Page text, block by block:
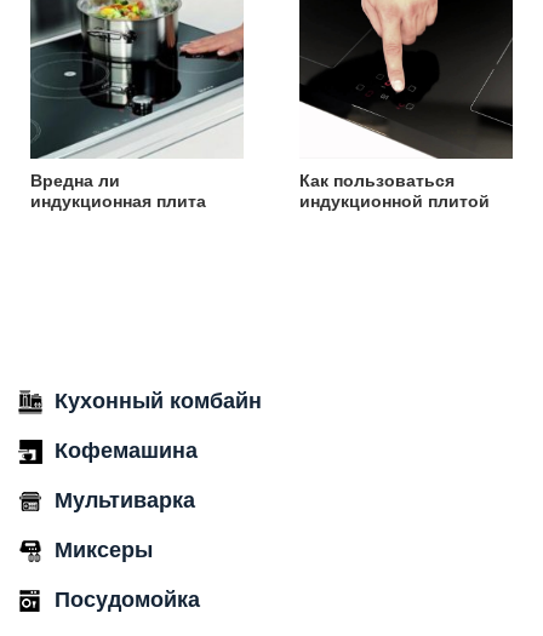
Вредна ли
индукционная плита
Как пользоваться
индукционной плитой
Кухонный комбайн
Кофемашина
Мультиварка
Миксеры
Посудомойка